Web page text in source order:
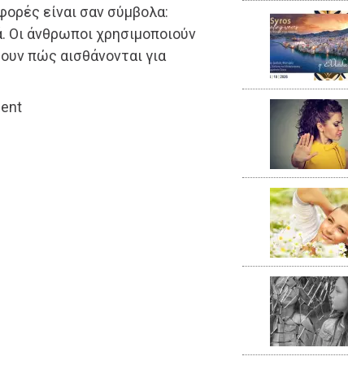
είναι σαν σύμβολα:
Οι άνθρωποι χρησιμοποιούν
πώς αισθάνονται για